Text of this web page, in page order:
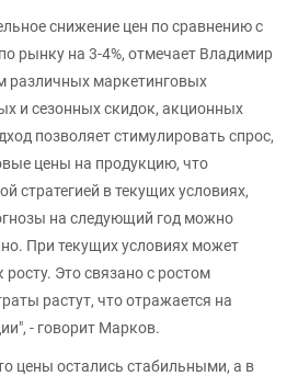
снижение цен по сравнению с
рынку на 3-4%, отмечает Владимир
различных маркетинговых
и сезонных скидок, акционных
позволяет стимулировать спрос,
цены на продукцию, что
стратегией в текущих условиях,
на следующий год можно
При текущих условиях может
росту. Это связано с ростом
растут, что отражается на
- говорит Марков.
цены остались стабильными, а в